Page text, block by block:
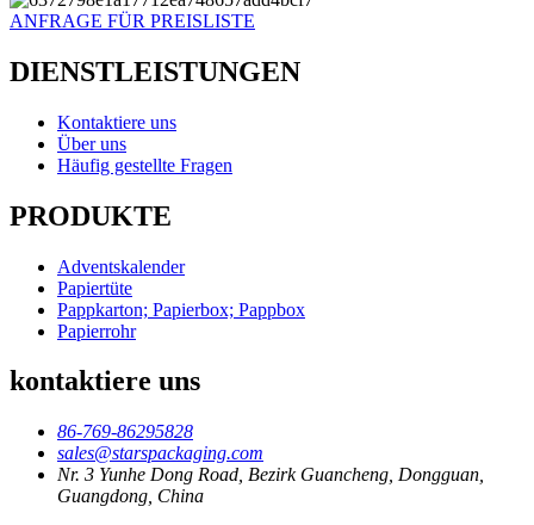
ANFRAGE FÜR PREISLISTE
DIENSTLEISTUNGEN
Kontaktiere uns
Über uns
Häufig gestellte Fragen
PRODUKTE
Adventskalender
Papiertüte
Pappkarton; Papierbox; Pappbox
Papierrohr
kontaktiere uns
86-769-86295828
sales@starspackaging.com
Nr. 3 Yunhe Dong Road, Bezirk Guancheng, Dongguan,
Guangdong, China